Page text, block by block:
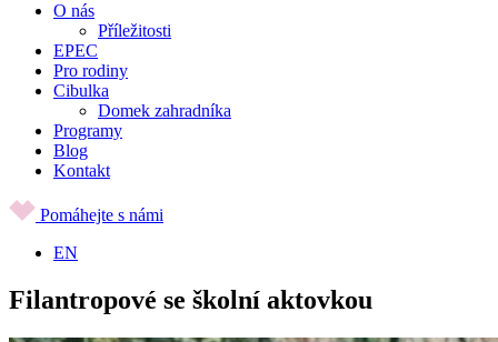
O nás
Příležitosti
EPEC
Pro rodiny
Cibulka
Domek zahradníka
Programy
Blog
Kontakt
Pomáhejte s námi
EN
Filantropové se školní aktovkou